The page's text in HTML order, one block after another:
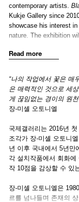
contemporary artists.
Kukje Gallery since
showcase his interest
nature. The exhibition
Since the late-1980s,
and performance. His
metamorphosis and
came to international
materials like sulfur,
glass and was
and his balance of
transparent but full of
duality of glass as a
produced in memory of
person experiences.
installation-sized
Read more
“나의 작업에서 꽃은 매
은 매력적인 것으로 세
게 끊임없는 경이의 원
장-미셸 오토니엘
국제갤러리는 2016년
조각가 장-미셸 오토니
년 이후 국내에서 5년만
각 설치작품에서 회화
작 10점을 감상할 수 있
장-미셸 오토니엘은
르를 넘나들며 존재의